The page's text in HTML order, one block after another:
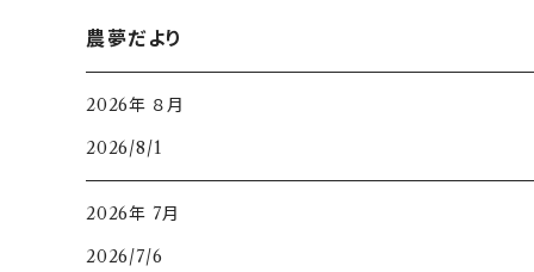
農夢だより
2026年 ８月
2026/8/1
2026年 7月
2026/7/6